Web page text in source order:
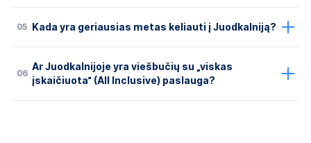
05 Kada yra geriausias metas keliauti į Juodkalniją?
06
Ar Juodkalnijoje yra viešbučių su „viskas
įskaičiuota“ (All Inclusive) paslauga?